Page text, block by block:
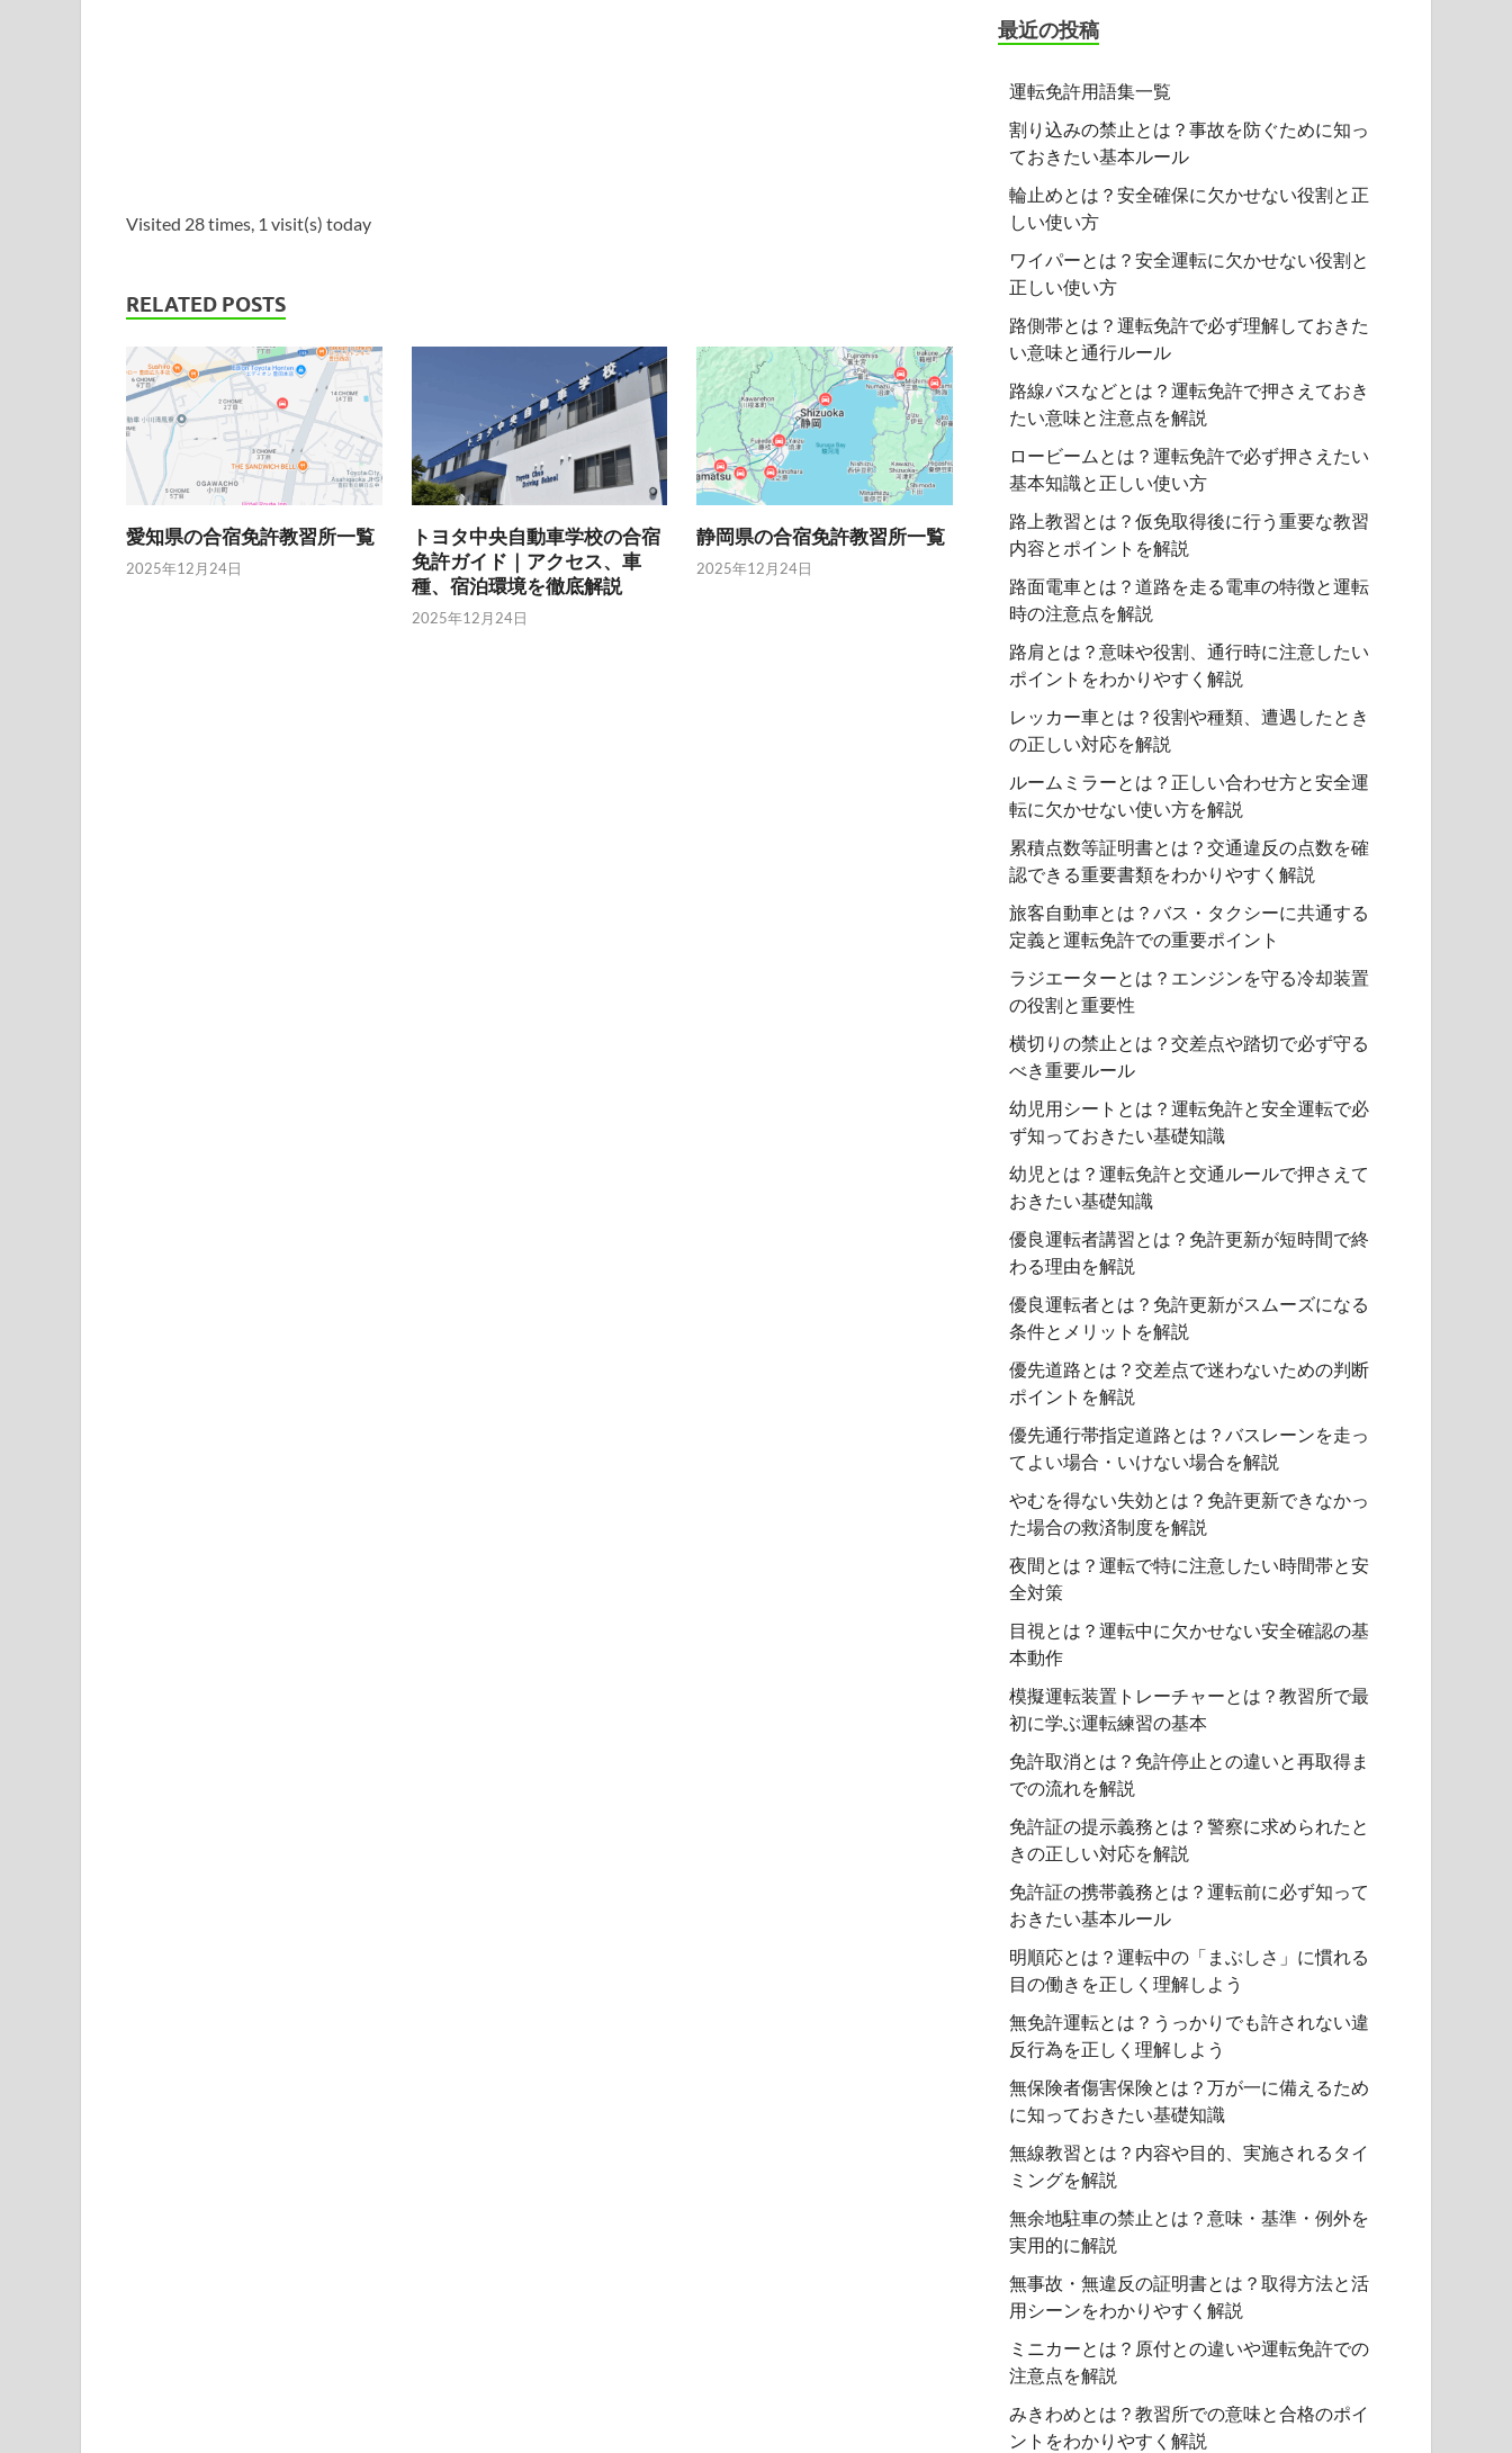
Visited 28 times, 1 visit(s) today
RELATED POSTS
愛知県の合宿免許教習所一覧
2025年12月24日
トヨタ中央自動車学校の合宿
免許ガイド｜アクセス、車
種、宿泊環境を徹底解説
2025年12月24日
静岡県の合宿免許教習所一覧
2025年12月24日
最近の投稿
運転免許用語集一覧
割り込みの禁止とは？事故を防ぐために知っ
ておきたい基本ルール
輪止めとは？安全確保に欠かせない役割と正
しい使い方
ワイパーとは？安全運転に欠かせない役割と
正しい使い方
路側帯とは？運転免許で必ず理解しておきた
い意味と通行ルール
路線バスなどとは？運転免許で押さえておき
たい意味と注意点を解説
ロービームとは？運転免許で必ず押さえたい
基本知識と正しい使い方
路上教習とは？仮免取得後に行う重要な教習
内容とポイントを解説
路面電車とは？道路を走る電車の特徴と運転
時の注意点を解説
路肩とは？意味や役割、通行時に注意したい
ポイントをわかりやすく解説
レッカー車とは？役割や種類、遭遇したとき
の正しい対応を解説
ルームミラーとは？正しい合わせ方と安全運
転に欠かせない使い方を解説
累積点数等証明書とは？交通違反の点数を確
認できる重要書類をわかりやすく解説
旅客自動車とは？バス・タクシーに共通する
定義と運転免許での重要ポイント
ラジエーターとは？エンジンを守る冷却装置
の役割と重要性
横切りの禁止とは？交差点や踏切で必ず守る
べき重要ルール
幼児用シートとは？運転免許と安全運転で必
ず知っておきたい基礎知識
幼児とは？運転免許と交通ルールで押さえて
おきたい基礎知識
優良運転者講習とは？免許更新が短時間で終
わる理由を解説
優良運転者とは？免許更新がスムーズになる
条件とメリットを解説
優先道路とは？交差点で迷わないための判断
ポイントを解説
優先通行帯指定道路とは？バスレーンを走っ
てよい場合・いけない場合を解説
やむを得ない失効とは？免許更新できなかっ
た場合の救済制度を解説
夜間とは？運転で特に注意したい時間帯と安
全対策
目視とは？運転中に欠かせない安全確認の基
本動作
模擬運転装置トレーチャーとは？教習所で最
初に学ぶ運転練習の基本
免許取消とは？免許停止との違いと再取得ま
での流れを解説
免許証の提示義務とは？警察に求められたと
きの正しい対応を解説
免許証の携帯義務とは？運転前に必ず知って
おきたい基本ルール
明順応とは？運転中の「まぶしさ」に慣れる
目の働きを正しく理解しよう
無免許運転とは？うっかりでも許されない違
反行為を正しく理解しよう
無保険者傷害保険とは？万が一に備えるため
に知っておきたい基礎知識
無線教習とは？内容や目的、実施されるタイ
ミングを解説
無余地駐車の禁止とは？意味・基準・例外を
実用的に解説
無事故・無違反の証明書とは？取得方法と活
用シーンをわかりやすく解説
ミニカーとは？原付との違いや運転免許での
注意点を解説
みきわめとは？教習所での意味と合格のポイ
ントをわかりやすく解説